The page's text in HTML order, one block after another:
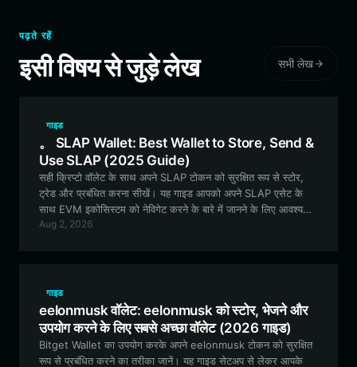
पढ़ते रहें
इसी विषय से जुड़े लेख सभी लेख
गाइड
。 SLAP Wallet: Best Wallet to Store, Send &
Use SLAP (2025 Guide)
सही क्रिप्टो वॉलेट के साथ अपने SLAP टोकन को सुरक्षित रूप से स्टोर,
ट्रेड और प्रबंधित करना सीखें। यह गाइड आपको अपने SLAP एसेट के
साथ EVM इकोसिस्टम को नेविगेट करने के बारे में जानने के लिए आवश्यक
सब कुछ कवर करती है।
Aug 2, 2026
गाइड
eelonmusk वॉलेट: eelonmusk को स्टोर, भेजने और
उपयोग करने के लिए सबसे अच्छा वॉलेट (2026 गाइड)
Bitget Wallet का उपयोग करके अपने eelonmusk टोकन को सुरक्षित
रूप से प्रबंधित करने का तरीका जानें। यह गाइड सेटअप से लेकर आपके